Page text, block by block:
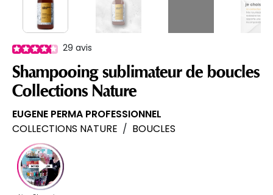
29 avis
Shampooing sublimateur de boucles
Collections Nature
EUGENE PERMA PROFESSIONNEL
COLLECTIONS NATURE / BOUCLES